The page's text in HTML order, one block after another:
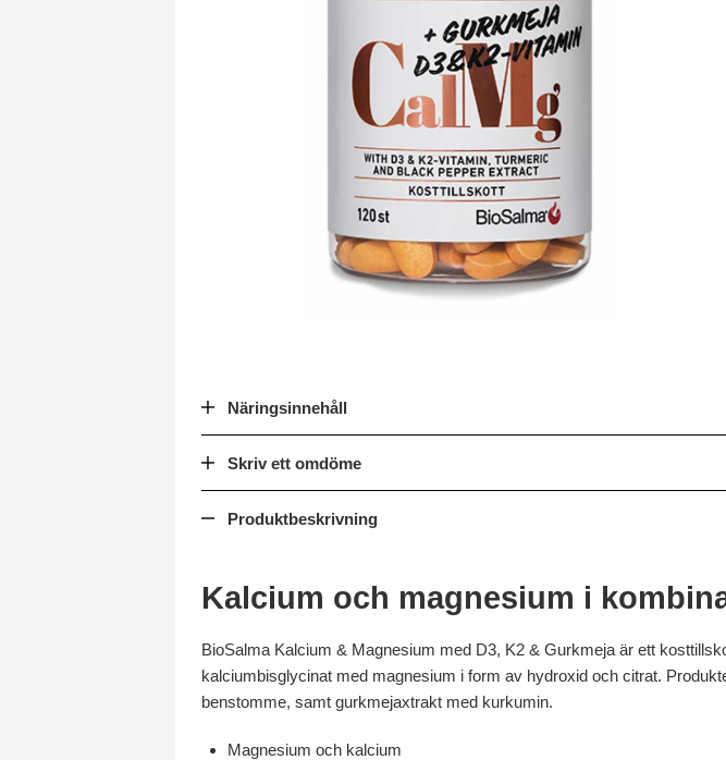
Näringsinnehåll
Skriv ett omdöme
Produktbeskrivning
Kalcium och magnesium i
BioSalma Kalcium & Magnesium med D3, K2 & Gurkmeja är ett
kalciumbisglycinat med magnesium i form av hydroxid och citrat.
benstomme, samt gurkmejaxtrakt med kurkumin.
Magnesium och kalcium